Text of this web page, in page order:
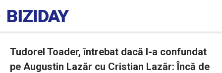
Tudorel Toader, întrebat dacă l-a confundat
pe Augustin Lazăr cu Cristian Lazăr: Încă de